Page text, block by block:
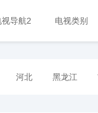
视导航2 电视类别
河北 黑龙江